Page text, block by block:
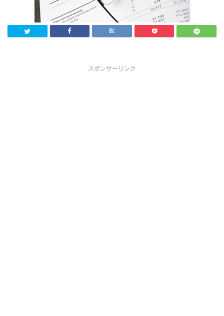
スポンサーリンク